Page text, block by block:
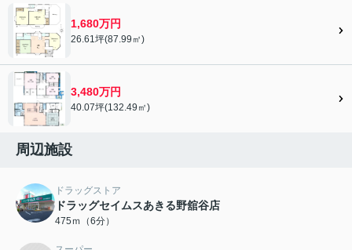
1,680万円
26.61坪(87.99㎡)
3,480万円
40.07坪(132.49㎡)
周辺施設
ドラッグストア
ドラッグセイムスあきる野舘谷店
475ｍ（6分）